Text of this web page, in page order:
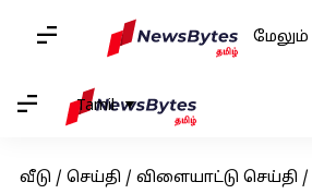
மேலும்
Tamil
வீடு / செய்தி / விளையாட்டு செய்தி /